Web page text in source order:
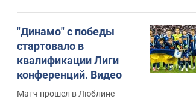
"Динамо" с победы
стартовало в
квалификации Лиги
конференций. Видео
Матч прошел в Люблине